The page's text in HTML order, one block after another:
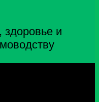
здоровье и